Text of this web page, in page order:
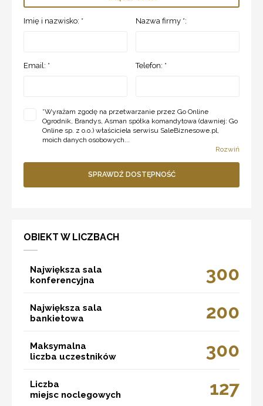
Imię i nazwisko: * Nazwa firmy *:
Email: * Telefon: *
*Wyrażam zgodę na przetwarzanie przez Go Online
Ogrodnik, Brandys, Asman spółka komandytowa (dawniej: Go
Online sp. z o.o.) właściciela serwisu SaleBiznesowe.pl,
moich danych osobowych...
Rozwiń
SPRAWDŹ DOSTĘPNOŚĆ
OBIEKT W LICZBACH
Największa sala
konferencyjna
300
Największa sala
bankietowa
200
Maksymalna
liczba uczestników
300
Liczba
miejsc noclegowych
127